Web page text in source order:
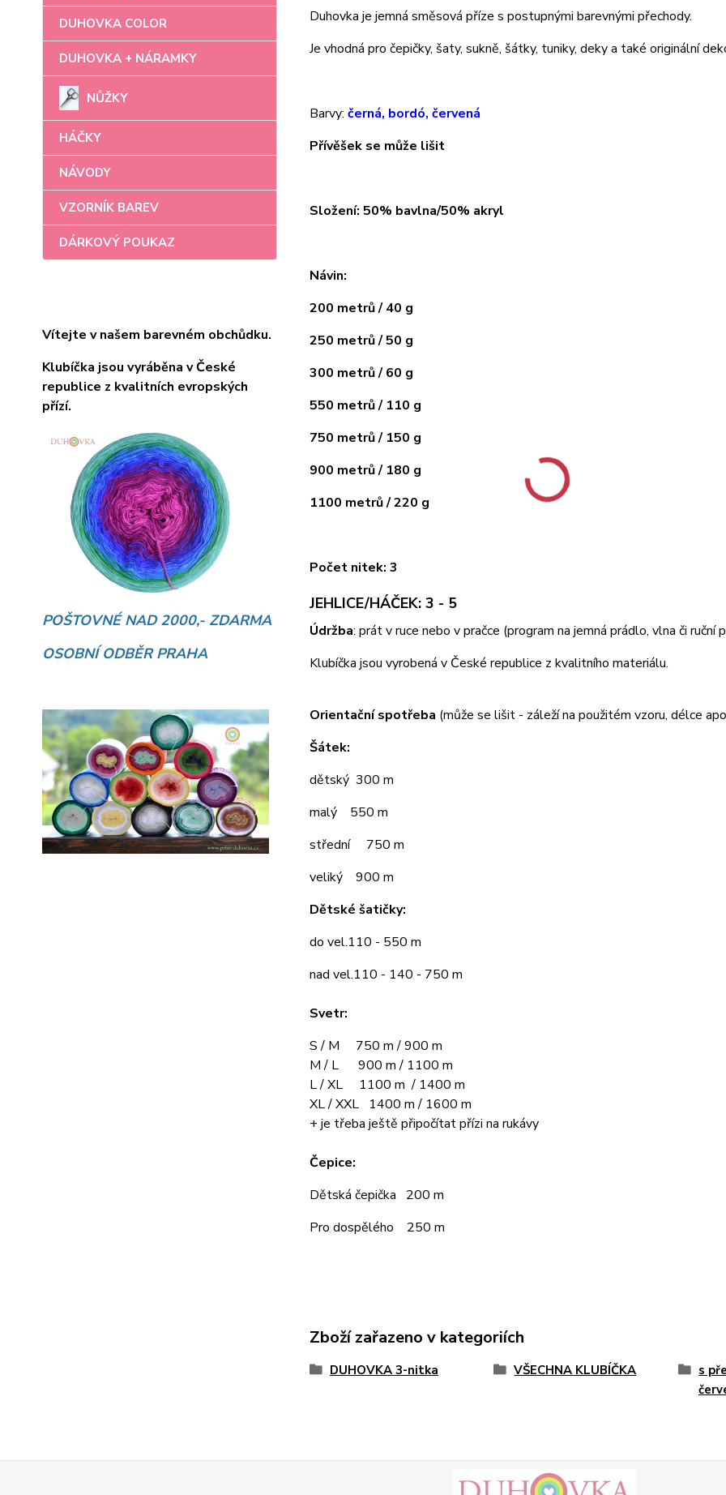
DUHOVKA COLOR
DUHOVKA + NÁRAMKY
NŮŽKY
HÁČKY
NÁVODY
VZORNÍK BAREV
DÁRKOVÝ POUKAZ
Vítejte v našem barevném obchůdku.
Klubíčka jsou vyráběna v České
republice z kvalitních evropských
přízí.
POŠTOVNÉ NAD 2000,- ZDARMA
OSOBNÍ ODBĚR PRAHA
Duhovka je jemná směsová příze s postupnými barevnými přechody.
Je vhodná pro čepičky, šaty, sukně, šátky, tuniky, deky a také originální
Barvy: černá, bordó, červená
Přívěšek se může lišit
Složení: 50% bavlna/50% akryl
Návin:
200 metrů / 40 g
250 metrů / 50 g
300 metrů / 60 g
550 metrů / 110 g
750 metrů / 150 g
900 metrů / 180 g
1100 metrů / 220 g
Počet nitek: 3
JEHLICE/HÁČEK: 3 - 5
Údržba: prát v ruce nebo v pračce (program na jemná prádlo, vlna či
Klubíčka jsou vyrobená v České republice z kvalitního materiálu.
Orientační spotřeba (může se lišit - záleží na použitém vzoru, délce
Šátek:
dětský 300 m
malý 550 m
střední 750 m
veliký 900 m
Dětské šatičky:
do vel.110 - 550 m
nad vel.110 - 140 - 750 m
Svetr:
S / M 750 m / 900 m
M / L 900 m / 1100 m
L / XL 1100 m / 1400 m
XL / XXL 1400 m / 1600 m
+ je třeba ještě připočítat přízi na rukávy
Čepice:
Dětská čepička 200 m
Pro dospělého 250 m
Zboží zařazeno v kategoriích
DUHOVKA 3-nitka VŠECHNA KLUBÍČKA
s